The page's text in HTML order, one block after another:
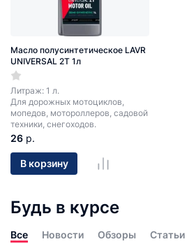
Масло полусинтетическое LAVR
UNIVERSAL 2T 1л
Литраж: 1 л.
Для дорожных мотоциклов,
мопедов, мотороллеров, садовой
техники, снегоходов.
26 р.
В корзину
Будь в курсе
Все Новости Обзоры Статьи